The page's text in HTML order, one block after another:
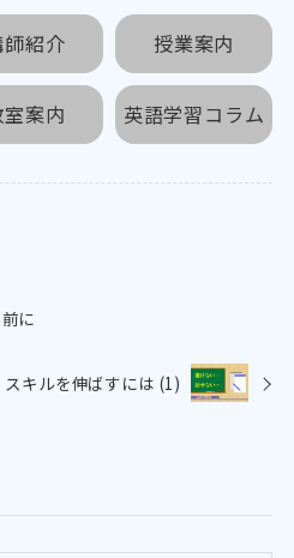
紹介 授業案内
室案内 英語学習コラム
に
スキルを伸ばすには (1)